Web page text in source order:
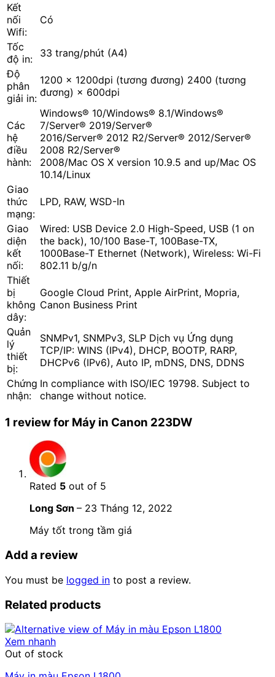
Kết
nối
Wifi:
Có
Tốc
độ in:
33 trang/phút (A4)
Độ
phân
giải in:
1200 x 1200dpi (tương đương) 2400 (tương
đương) × 600dpi
Các
hệ
điều
hành:
Windows® 10/Windows® 8.1/Windows®
7/Server® 2019/Server®
2016/Server® 2012 R2/Server® 2012/Server®
2008 R2/Server®
2008/Mac OS X version 10.9.5 and up/Mac OS
10.14/Linux
Giao
thức
mạng:
LPD, RAW, WSD-In
Giao
diện
kết
nối:
Wired: USB Device 2.0 High-Speed, USB (1 on
the back), 10/100 Base-T, 100Base-TX,
1000Base-T Ethernet (Network), Wireless: Wi-Fi
802.11 b/g/n
Thiết
bị
không
dây:
Google Cloud Print, Apple AirPrint, Mopria,
Canon Business Print
Quản
lý
thiết
bị:
SNMPv1, SNMPv3, SLP Dịch vụ Ứng dụng
TCP/IP: WINS (IPv4), DHCP, BOOTP, RARP,
DHCPv6 (IPv6), Auto IP, mDNS, DNS, DDNS
Chứng
nhận:
In compliance with ISO/IEC 19798. Subject to
change without notice.
1 review for Máy in Canon 223DW
Rated 5 out of 5
Long Sơn – 23 Tháng 12, 2022
Máy tốt trong tầm giá
Add a review
You must be logged in to post a review.
Related products
Xem nhanh
Out of stock